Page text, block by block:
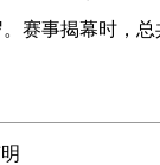
赛事揭幕时，